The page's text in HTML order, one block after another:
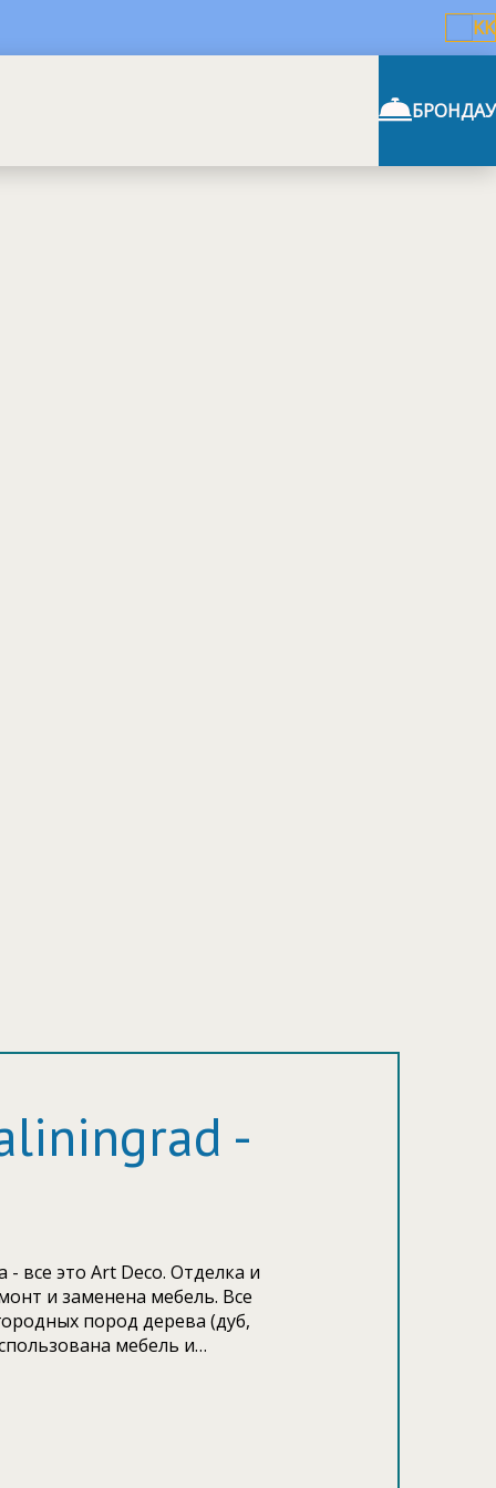
KK
БРОНДАУ
-
все это Art Deco. Отделка и
и заменена мебель. Все
пород дерева (дуб,
мебель и
коллекция антикварной
паркет, из дуба и красного
комфорта. Все